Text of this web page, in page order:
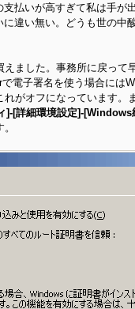
支払いが高すぎて私は手が
に違い無い。どうも世の中
ました。事務所に戻って
電子署名を使う場合には
がオフになっています。
]-[詳細環境設定]-[Windows